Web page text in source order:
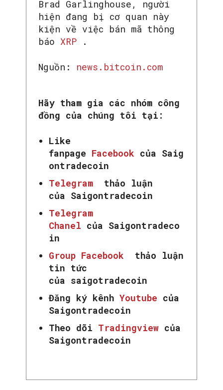
SEARCH...
Brad Garlinghouse, người
hiện đang bị cơ quan này
kiện về việc bán mã thông
báo XRP .
Nguồn: news.bitcoin.com
Hãy tham gia các nhóm công
đồng của chúng tôi tại:
Like
fanpage Facebook của Saig
ontradecoin
Telegram
thảo luận
của Saigontradecoin
Telegram
Chanel của Saigontradeco
in
Group Facebook
thảo luận
tin tức
của saigotradecoin
Đăng ký kênh Youtube của
Saigontradecoin
Theo dõi Tradingview của
Saigontradecoin